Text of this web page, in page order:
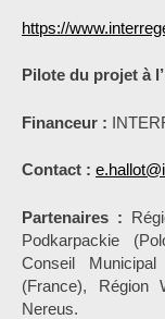
https://
Pilote du projet à
Financeur :
Contact :
Partenaires :
Podkarpackie
Conseil
(France), Région
Nereus.